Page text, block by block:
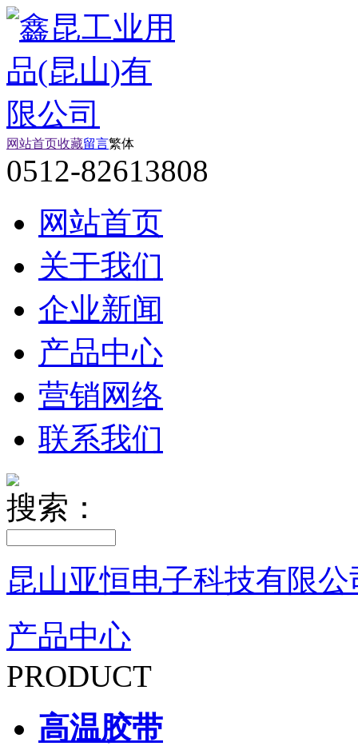
网站首页收藏留言繁体
0512-82613808
网站首页
关于我们
企业新闻
产品中心
营销网络
联系我们
搜索：
昆山亚恒电子科技有限
产品中心
PRODUCT
高温胶带